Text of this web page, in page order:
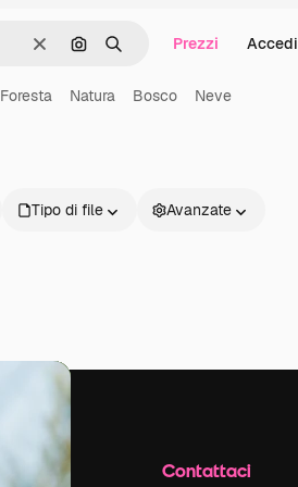
CancellaCerca per immagine
Ricerca Prezzi Accedi
Foresta Natura Bosco Neve
Tipo di file Avanzate
Contattaci